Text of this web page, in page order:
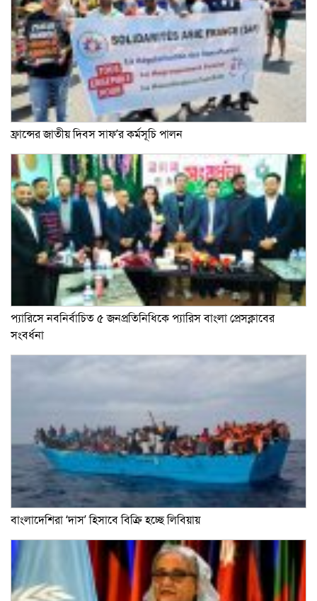
ফ্রান্সের জাতীয় দিবস সাফ’র কর্মসূচি পালন
প্যারিসে নবনির্বাচিত ৫ জনপ্রতিনিধিকে প্যারিস বাংলা প্রেসক্লাবের
সংবর্ধনা
বাংলাদেশিরা ‘দাস’ হিসাবে বিক্রি হচ্ছে লিবিয়ায়